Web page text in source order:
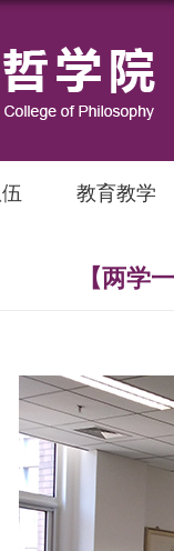
教育教学
【两学